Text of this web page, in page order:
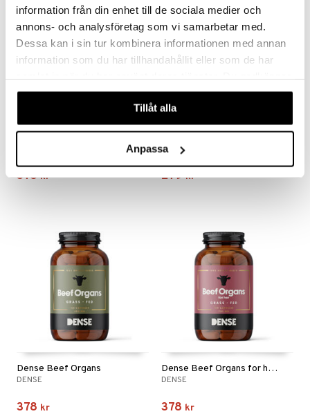
information från din enhet till de sociala medier och
annons- och analysföretag som vi samarbetar med.
Dessa kan i sin tur kombinera informationen med annan
information som du har tillhandahållit eller som de har
våra cookies vid fortsatt användande av vår webbplats.
Tillåt alla
Anpassa
Dense Beef Liver
378 kr
SWEDISH SUPPLEMENTS
279 kr
Dense Beef Organs
DENSE
378 kr
Dense Beef Organs for her 180 kapslar
DENSE
378 kr